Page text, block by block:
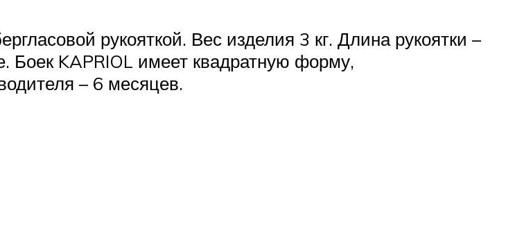
рукояткой. Вес изделия 3 кг. Длина рукоятки –
Боек KAPRIOL имеет квадратную форму,
– 6 месяцев.